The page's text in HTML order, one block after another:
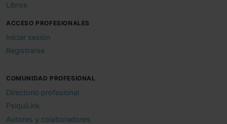
Libros
ACCESO PROFESIONALES
Iniciar sesión
Registrarse
COMUNIDAD PROFESIONAL
Directorio profesional
PsiquiLink
Autores y colaboradores